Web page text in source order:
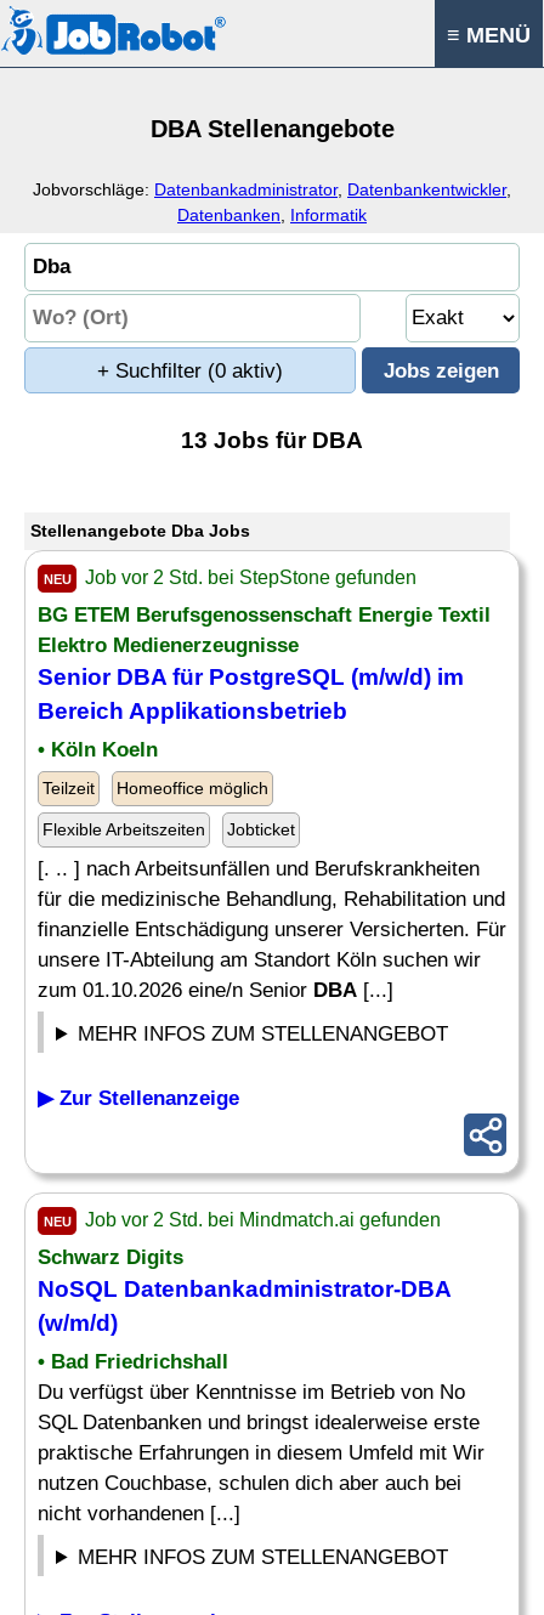
≡ MENÜ
DBA Stellenangebote
Jobvorschläge: Datenbankadministrator, Datenbankentwickler,
Datenbanken
Informatik
+ Suchfilter (0 aktiv)
13 Jobs für DBA
Stellenangebote Dba Jobs
NEU Job vor 2 Std. bei StepStone gefunden
BG ETEM Berufsgenossenschaft Energie Textil
Elektro Medienerzeugnisse
Senior DBA für PostgreSQL (m/w/d) im
Bereich Applikationsbetrieb
• Köln Koeln
Teilzeit Homeoffice möglich
Flexible Arbeitszeiten Jobticket
[. .. ] nach Arbeitsunfällen und Berufskrankheiten
für die medizinische Behandlung, Rehabilitation und
finanzielle Entschädigung unserer Versicherten. Für
unsere IT-Abteilung am Standort Köln suchen wir
zum 01.10.2026 eine/n Senior DBA [...]
MEHR INFOS ZUM STELLENANGEBOT
▶ Zur Stellenanzeige
NEU Job vor 2 Std. bei Mindmatch.ai gefunden
Schwarz Digits
NoSQL Datenbankadministrator-DBA
(w/m/d)
• Bad Friedrichshall
Du verfügst über Kenntnisse im Betrieb von No
SQL Datenbanken und bringst idealerweise erste
praktische Erfahrungen in diesem Umfeld mit Wir
nutzen Couchbase, schulen dich aber auch bei
nicht vorhandenen [...]
MEHR INFOS ZUM STELLENANGEBOT